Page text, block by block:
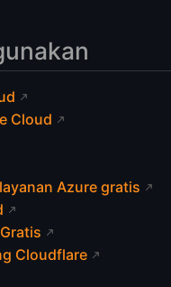
Cloud
Azure gratis
Cloudflare